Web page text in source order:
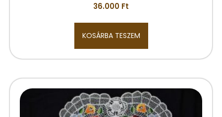
36.000 Ft
KOSÁRBA TESZEM